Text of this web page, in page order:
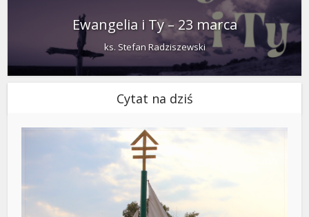
Ewangelia i Ty – 23 marca
ks. Stefan Radziszewski
Cytat na dziś